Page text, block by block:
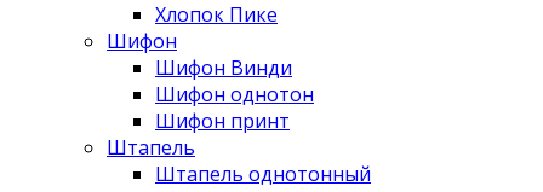
Хлопок Пике
Шифон
Шифон Винди
Шифон однотон
Шифон принт
Штапель
Штапель однотонный